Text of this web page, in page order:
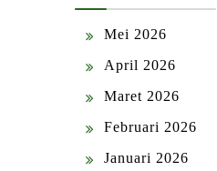
Mei 2026
April 2026
Maret 2026
Februari 2026
Januari 2026